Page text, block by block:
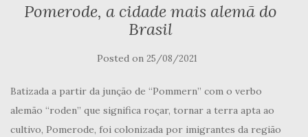
Pomerode, a cidade mais alemã do
Brasil
Posted on 25/08/2021
Batizada a partir da junção de “Pommern” com o verbo
alemão “roden” que significa roçar, tornar a terra apta ao
cultivo, Pomerode, foi colonizada por imigrantes da região